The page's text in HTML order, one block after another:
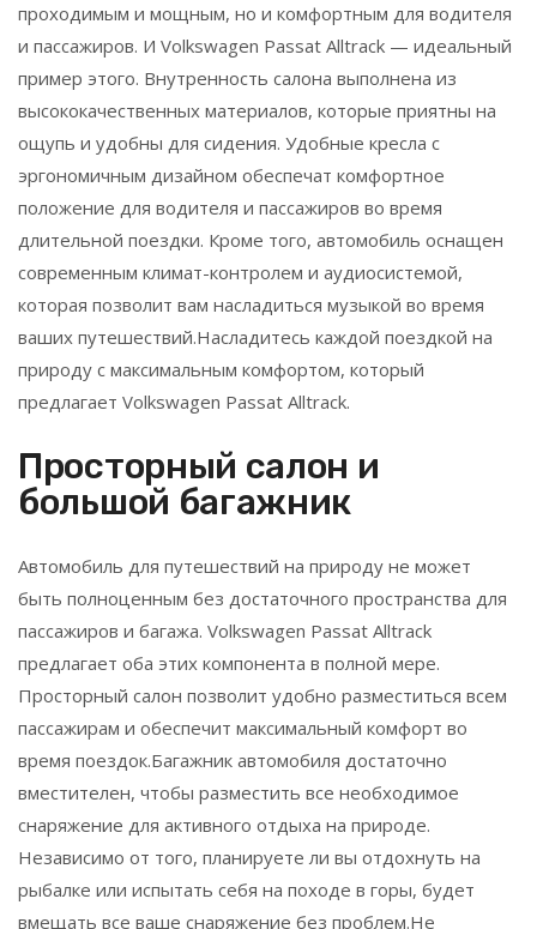
проходимым и мощным, но и комфортным для водителя
и пассажиров. И Volkswagen Passat Alltrack — идеальный
пример этого. Внутренность салона выполнена из
высококачественных материалов, которые приятны на
ощупь и удобны для сидения. Удобные кресла с
эргономичным дизайном обеспечат комфортное
положение для водителя и пассажиров во время
длительной поездки. Кроме того, автомобиль оснащен
современным климат-контролем и аудиосистемой,
которая позволит вам насладиться музыкой во время
ваших путешествий.Насладитесь каждой поездкой на
природу с максимальным комфортом, который
предлагает Volkswagen Passat Alltrack.
Просторный салон и
большой багажник
Автомобиль для путешествий на природу не может
быть полноценным без достаточного пространства для
пассажиров и багажа. Volkswagen Passat Alltrack
предлагает оба этих компонента в полной мере.
Просторный салон позволит удобно разместиться всем
пассажирам и обеспечит максимальный комфорт во
время поездок.Багажник автомобиля достаточно
вместителен, чтобы разместить все необходимое
снаряжение для активного отдыха на природе.
Независимо от того, планируете ли вы отдохнуть на
рыбалке или испытать себя на походе в горы, будет
вмещать все ваше снаряжение без проблем.Не